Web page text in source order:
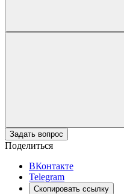
Задать вопрос
Поделиться
ВКонтакте
Telegram
Скопировать ссылку